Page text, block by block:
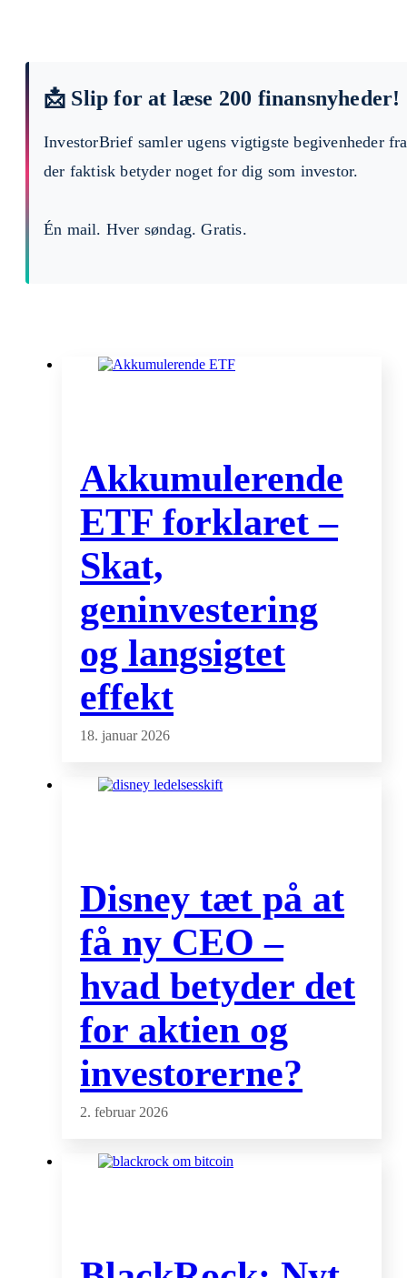
📩 Slip for at læse 200 finansnyheder!
InvestorBrief samler ugens vigtigste begivenheder
der faktisk betyder noget for dig som investor.
Én mail. Hver søndag. Gratis.
Akkumulerende
ETF forklaret –
Skat,
geninvestering
og langsigtet
effekt
18. januar 2026
Disney tæt på at
få ny CEO –
hvad betyder det
for aktien og
investorerne?
2. februar 2026